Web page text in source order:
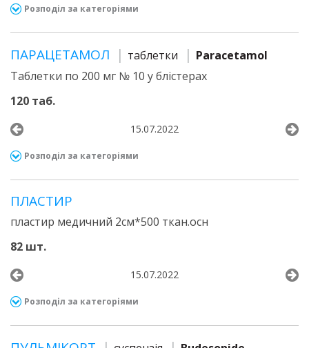
Розподіл за категоріями
ПАРАЦЕТАМОЛ таблетки
Paracetamol
Таблетки по 200 мг № 10 у блістерах
120 таб.
15.07.2022
Розподіл за категоріями
ПЛАСТИР
пластир медичний 2см*500 ткан.осн
82 шт.
15.07.2022
Розподіл за категоріями